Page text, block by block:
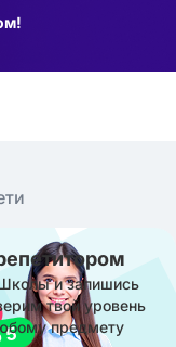
и запишись
твой уровень
предмету